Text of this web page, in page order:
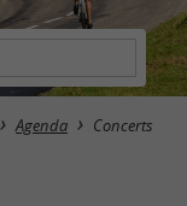
Agenda Concerts